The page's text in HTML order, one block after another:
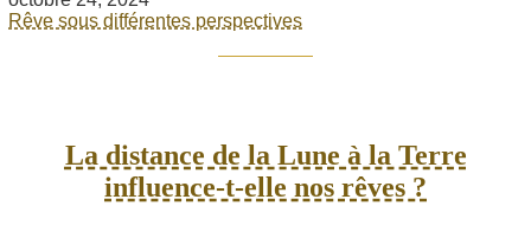
Rêve sous différentes perspectives
La distance de la Lune à la Terre
influence-t-elle nos rêves ?